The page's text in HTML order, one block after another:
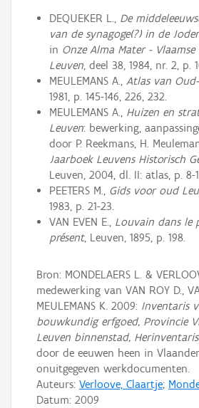
DEQUEKER L., De
van de synagoge(?) in de
in Onze Alma Mater - Vlaamse
Leuven, deel 38, 1984, nr. 2, p.
MEULEMANS A., Atlas van
1981, p. 145-146, 226, 232.
MEULEMANS A., Huizen en
Leuven: bewerking,
door P. Reekmans, H.
Jaarboek Leuvens Historisch
Leuven, 2004, dl. II: atlas, p. 8-
PEETERS M., Gids voor oud
1983, p. 21-23.
VAN EVEN E., Louvain dans le
présent, Leuven, 1895, p. 198.
Bron: MONDELAERS L. &
medewerking van VAN ROY D.,
MEULEMANS K. 2009: Inventaris
bouwkundig erfgoed, Provincie
Leuven binnenstad,
door de eeuwen heen in
onuitgegeven werkdocumenten.
Auteurs: Verloove, Claartje;
Datum: 2009